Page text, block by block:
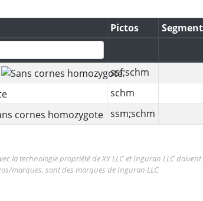
Pictos
ssf;schm
schm
ssm;schm
la technologie propriété de XY LLC et Inguran LLC
marques, sont des marques de Inguran LLC